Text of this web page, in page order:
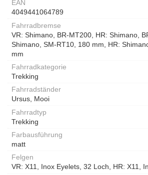
EAN
4049441064789
Fahrradbremse
VR: Shimano, BR-MT200, HR: Shimano,
Shimano, SM-RT10, 180 mm, HR:
mm
Fahrradkategorie
Trekking
Fahrradständer
Ursus, Mooi
Fahrradtyp
Trekking
Farbausführung
matt
Felgen
VR: X11, Inox Eyelets, 32 Loch, HR: X11,